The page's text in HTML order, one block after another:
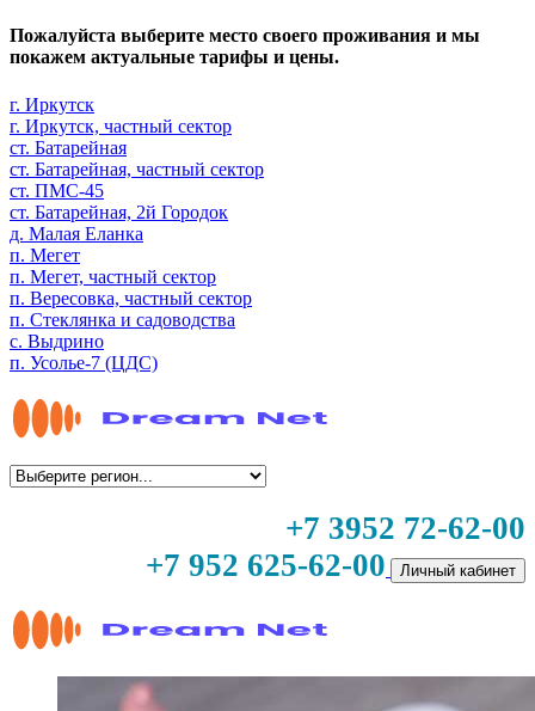
Пожалуйста выберите место своего проживания и мы
покажем актуальные тарифы и цены.
г. Иркутск
г. Иркутск, частный сектор
ст. Батарейная
ст. Батарейная, частный сектор
ст. ПМС-45
ст. Батарейная, 2й Городок
д. Малая Еланка
п. Мегет
п. Мегет, частный сектор
п. Вересовка, частный сектор
п. Стеклянка и садоводства
с. Выдрино
п. Усолье-7 (ЦДС)
+7 3952 72-62-00
+7 952 625-62-00
Личный кабинет